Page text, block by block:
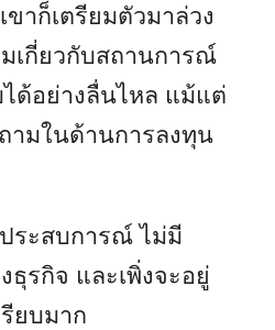
าก็เตรียมตัวมาล่วง
เกี่ยวกับสถานการณ์
ด้อย่างลื่นไหล แม้แต่
ามในด้านการลงทุน
ระสบการณ์ ไม่มี
รกิจ และเพิ่งจะอยู่
ยบมาก